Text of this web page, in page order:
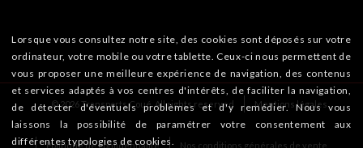
© 2026 Transports Coué. All rights reserved Mentions légales
Politique de confidentialité Nos conditions générales de vente
Lorsque vous consultez notre site, des cookies sont déposés sur votre
ordinateur, votre mobile ou votre tablette. Ceux-ci nous permettent de
vous proposer une meilleure expérience de navigation, des contenus
et services adaptés à vos centres d'intérêts, de faciliter la navigation,
de détecter d'éventuels problèmes et d'y remédier. Nous vous
laissons la possibilité de paramétrer votre consentement aux
différentes typologies de cookies.